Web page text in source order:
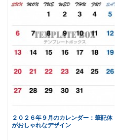
２０２６年９月のカレンダー：筆記体
がおしゃれなデザイン